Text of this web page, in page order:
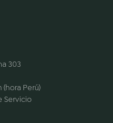
303
(hora Perú)
Servicio